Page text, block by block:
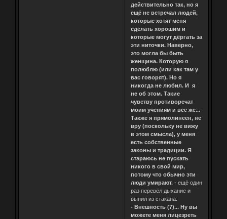
действительно так, но я
ещё не встречал людей,
которые хотят меня
сделать хорошим и
которые могут дёргать за
эти ниточки. Наверно,
это могла бы быть
женщина. Которую я
полюблю (или как там у
вас говорят). Но я
никогда не любил. И я
не об этом. Такие
чувству противоречат
моим учениям и всё же...
Также я прямолинеен, не
вру (поскольку не вижу
в этом смысла), у меня
есть собственные
законы и традиции. Я
стараюсь не пускать
никого в свой мир,
потому что обычно эти
люди умирают.- ещё один
раз перевёл дыхание и
выпил из стакана.
- Внешность (7)... Ну вы
можете меня лицезреть